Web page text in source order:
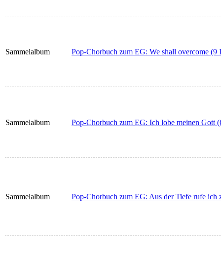
Sammelalbum Pop-Chorbuch zum EG: We shall overcome (9
Sammelalbum Pop-Chorbuch zum EG: Ich lobe meinen Gott
Sammelalbum Pop-Chorbuch zum EG: Aus der Tiefe rufe ich